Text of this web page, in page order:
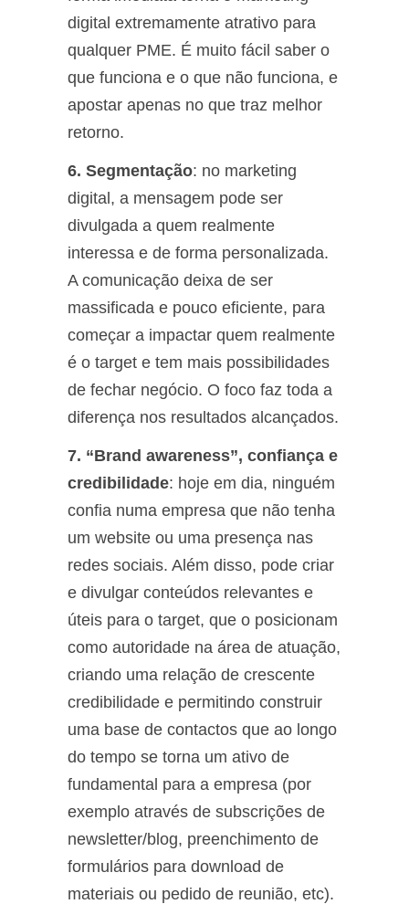
digital extremamente atrativo para
qualquer PME. É muito fácil saber o
que funciona e o que não funciona, e
apostar apenas no que traz melhor
retorno.
6. Segmentação: no marketing
digital, a mensagem pode ser
divulgada a quem realmente
interessa e de forma personalizada.
A comunicação deixa de ser
massificada e pouco eficiente, para
começar a impactar quem realmente
é o target e tem mais possibilidades
de fechar negócio. O foco faz toda a
diferença nos resultados alcançados.
7. “Brand awareness”, confiança e
credibilidade: hoje em dia, ninguém
confia numa empresa que não tenha
um website ou uma presença nas
redes sociais. Além disso, pode criar
e divulgar conteúdos relevantes e
úteis para o target, que o posicionam
como autoridade na área de atuação,
criando uma relação de crescente
credibilidade e permitindo construir
uma base de contactos que ao longo
do tempo se torna um ativo de
fundamental para a empresa (por
exemplo através de subscrições de
newsletter/blog, preenchimento de
formulários para download de
materiais ou pedido de reunião, etc).